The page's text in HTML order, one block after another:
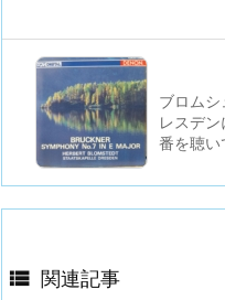
ブロムシ
レスデ
番を聴い
 関連記事